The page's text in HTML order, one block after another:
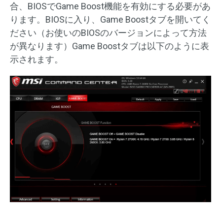
合、BIOSでGame Boost機能を有効にする必要があ
ります。BIOSに入り、Game Boostタブを開いてく
ださい（お使いのBIOSのバージョンによって方法
が異なります）Game Boostタブは以下のように表
示されます。